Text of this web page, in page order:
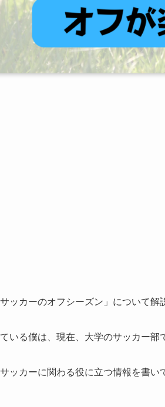
ッカーのオフシーズン」について解
いる僕は、現在、大学のサッカー部
ッカーに関わる役に立つ情報を書